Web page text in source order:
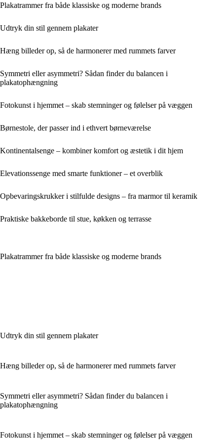
Plakatrammer fra både klassiske og moderne brands
Udtryk din stil gennem plakater
Hæng billeder op, så de harmonerer med rummets farver
Symmetri eller asymmetri? Sådan finder du balancen i
plakatophængning
Fotokunst i hjemmet – skab stemninger og følelser på væggen
Børnestole, der passer ind i ethvert børneværelse
Kontinentalsenge – kombiner komfort og æstetik i dit hjem
Elevationssenge med smarte funktioner – et overblik
Opbevaringskrukker i stilfulde designs – fra marmor til keramik
Praktiske bakkeborde til stue, køkken og terrasse
Plakatrammer fra både klassiske og moderne brands
Udtryk din stil gennem plakater
Hæng billeder op, så de harmonerer med rummets farver
Symmetri eller asymmetri? Sådan finder du balancen i
plakatophængning
Fotokunst i hjemmet – skab stemninger og følelser på væggen